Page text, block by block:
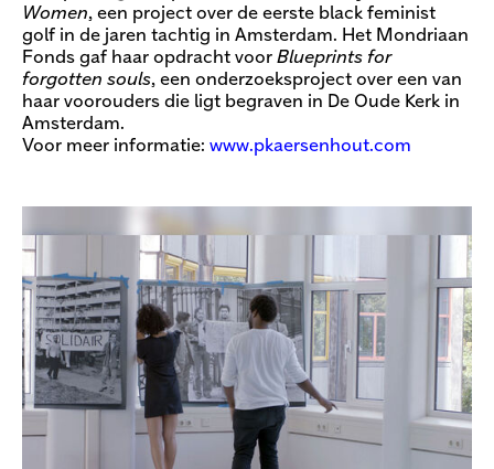
Women, een project over de eerste black feminist
golf in de jaren tachtig in Amsterdam. Het Mondriaan
Fonds gaf haar opdracht voor Blueprints for
forgotten souls, een onderzoeksproject over een van
haar voorouders die ligt begraven in De Oude Kerk in
Amsterdam.
Voor meer informatie: www.pkaersenhout.com